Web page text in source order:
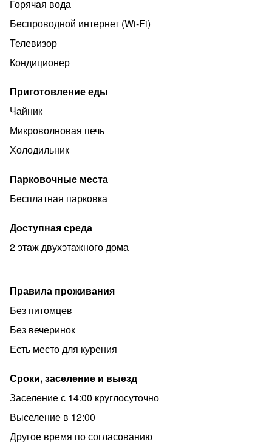
- микроволновая печь
- набор посуды
Двухместный номер расположен на втором этаже,
площадь 19 кв.м.
оборудованную креслами и столиком.
Горячая вода
Беспроводной интернет (Wi‑Fi)
Телевизор
Кондиционер
Приготовление еды
Чайник
Микроволновая печь
Холодильник
Парковочные места
Бесплатная парковка
Доступная среда
2 этаж двухэтажного дома
Правила проживания
Без питомцев
Без вечеринок
Есть место для курения
Сроки, заселение и выезд
Заселение с 14:00 круглосуточно
Выселение в 12:00
Другое время по согласованию